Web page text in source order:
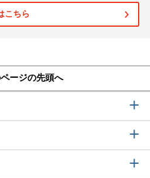
こちら
ージの先頭へ